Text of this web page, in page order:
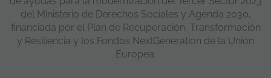
del Ministerio de Derechos Sociales y Agenda 2030,
financiada por el Plan de Recuperación, Transformación
y Resiliencia y los Fondos NextGeneration de la Unión
Europea.